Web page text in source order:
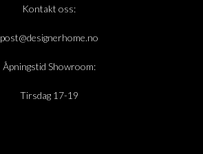
Kontakt oss:
post@designerhome.no
Åpningstid Showroom:
Tirsdag 17-19